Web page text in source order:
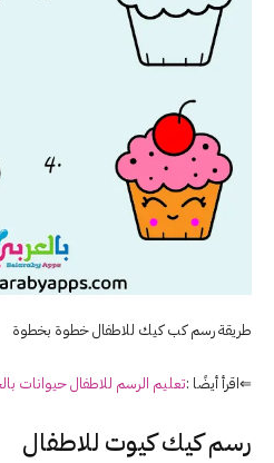
طريقة رسم كب كيك للاطفال خطوة بخطوة
⇐اقرأ أيضًا :تعليم الرسم للاطفال حيوانات
رسم كيك كيوت للاطفال